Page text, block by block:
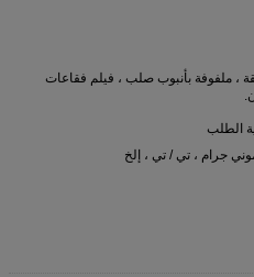
، ملفوفة بأنبوب صلب ، فيلم فقاعات
جرام ، تي / تي ، إلخ